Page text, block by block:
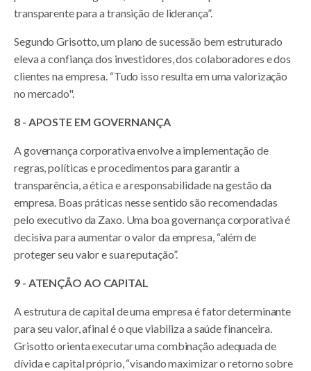
transparente para a transição de liderança”.
Segundo Grisotto, um plano de sucessão bem estruturado
eleva a confiança dos investidores, dos colaboradores e dos
clientes na empresa. “Tudo isso resulta em uma valorização
no mercado".
8 - APOSTE EM GOVERNANÇA
A governança corporativa envolve a implementação de
regras, políticas e procedimentos para garantir a
transparência, a ética e a responsabilidade na gestão da
empresa. Boas práticas nesse sentido são recomendadas
pelo executivo da Zaxo. Uma boa governança corporativa é
decisiva para aumentar o valor da empresa, “além de
proteger seu valor e sua reputação”.
9 - ATENÇÃO AO CAPITAL
A estrutura de capital de uma empresa é fator determinante
para seu valor, afinal é o que viabiliza a saúde financeira.
Grisotto orienta executar uma combinação adequada de
dívida e capital próprio, “visando maximizar o retorno sobre